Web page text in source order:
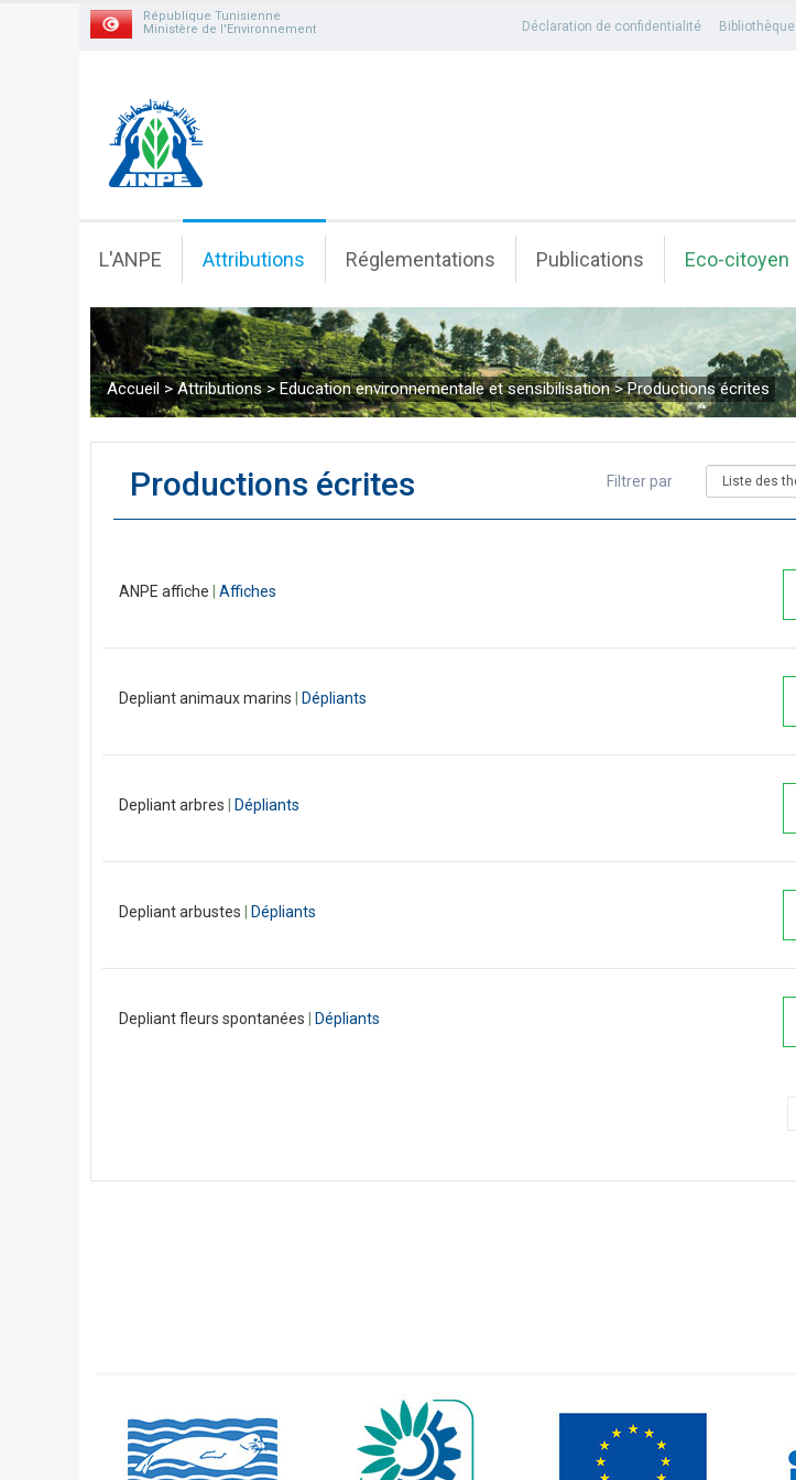
République Tunisienne
Ministère de l'Environnement
Déclaration de confidentialité Bibliothèque
L'ANPE Attributions Réglementations Publications Eco-citoyen
Accueil >Attributions> Education environnementale et sensibilisation>Productions écrites
Productions écrites Filtrer par
ANPE affiche | Affiches
Depliant animaux marins | Dépliants
Depliant arbres | Dépliants
Depliant arbustes | Dépliants
Depliant fleurs spontanées | Dépliants